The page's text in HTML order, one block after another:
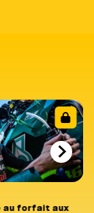
au forfait aux